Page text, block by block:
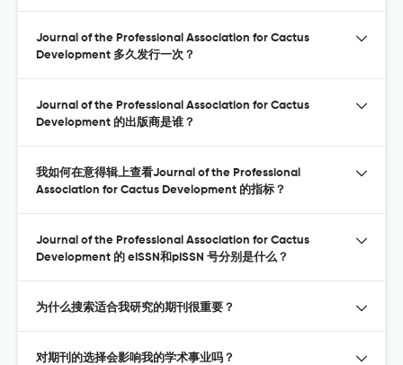
Journal of the Professional Association for Cactus
Development 多久发行一次？
Journal of the Professional Association for Cactus
Development 的出版商是谁？
我如何在意得辑上查看Journal of the Professional
Association for Cactus Development 的指标？
Journal of the Professional Association for Cactus
Development 的 eISSN和pISSN 号分别是什么？
为什么搜索适合我研究的期刊很重要？
对期刊的选择会影响我的学术事业吗？